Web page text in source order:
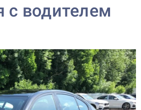
с водителем